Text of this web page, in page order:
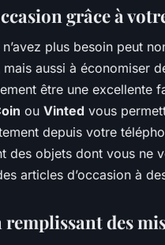
grâce à
plus besoin peut
aussi à économiser
être une excellente
ou Vinted vous
depuis votre
des objets dont vous ne
articles d’occasion à
remplissant des